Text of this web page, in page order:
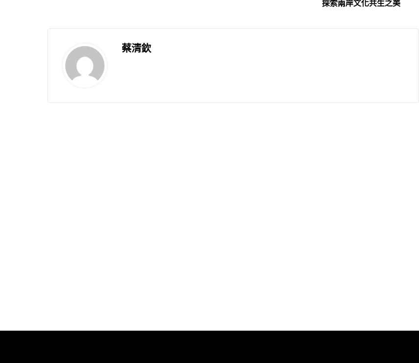
探索兩岸文化共生之美
蔡清欽